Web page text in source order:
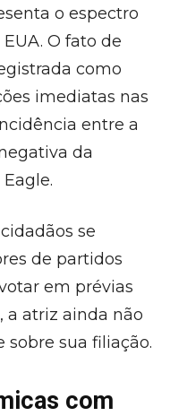
o espectro
O fato de
como
imediatas nas
entre a
da
se
de partidos
em prévias
a atriz ainda não
sua filiação.
com